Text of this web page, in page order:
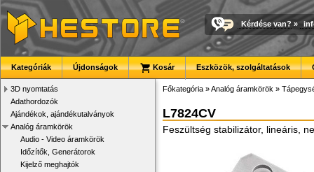
Kérdése van? »
Kategóriák Újdonságok Kosár Eszközök, szolgáltatások
3D nyomtatás
Adathordozók
Ajándékok, ajándékutalványok
Analóg áramkörök
Audio - Video áramkörök
Időzítők, Generátorok
Kijelző meghajtók
Főkategória »Analóg áramkörök »
L7824CV
Feszültség stabilizátor, lineáris,